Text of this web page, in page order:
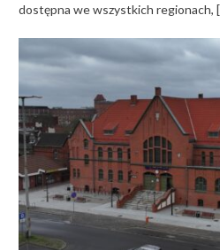
dostępna we wszystkich regionach,